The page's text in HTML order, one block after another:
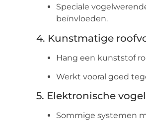
Speciale
beïnvloeden.
4. Kunstmatige
Hang een kunststof
Werkt vooral goed
5. Elektronische
Sommige systemen